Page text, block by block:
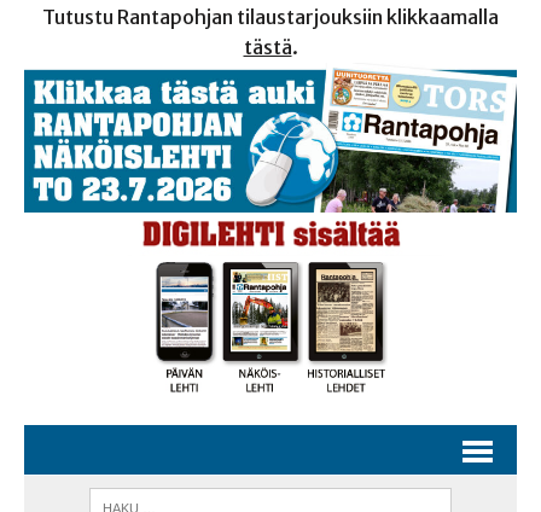
Tutustu Rantapohjan tilaustarjouksiin klikkaamalla
tästä.